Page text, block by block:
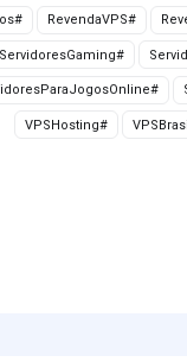
#RevendaVPS
#ServidoresDedicados
#ServidoresGaming
#ServidoresParaJogosOnline
#VPSHosting